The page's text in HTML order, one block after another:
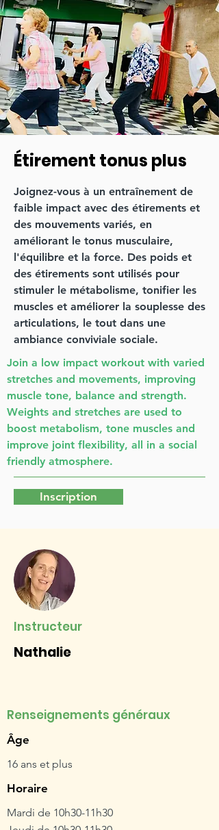
Étirement tonus plus
Joignez-vous à un entraînement de
faible impact avec des étirements et
des mouvements variés, en
améliorant le tonus musculaire,
l'équilibre et la force. Des poids et
des étirements sont utilisés pour
stimuler le métabolisme, tonifier les
muscles et améliorer la souplesse des
articulations, le tout dans une
ambiance conviviale sociale.
Join a low impact workout with varied
stretches and movements, improving
muscle tone, balance and strength.
Weights and stretches are used to
boost metabolism, tone muscles and
improve joint flexibility, all in a social
friendly atmosphere.
Inscription
Instructeur
Nathalie
Renseignements généraux
Âge
16 ans et plus
Horaire
Mardi de 10h30-11h30